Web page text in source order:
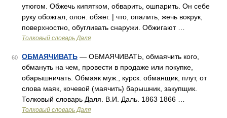
утюгом. Обжечь кипятком, обварить, ошпарить. Он себе
руку обожгал, олон. обжег. | что, опалить, жечь вокрук,
поверхностно, обугливать снаружи. Обжигают …
Толковый словарь Даля
60 ОБМАЯЧИВАТЬ — ОБМАЯЧИВАТЬ, обмаячить кого,
обмануть на чем, провести в продаже или покупке,
обарышничать. Обмаяк муж., курск. обманщик, плут, от
слова маяк, кочевой (маячить) барышник, закупщик.
Толковый словарь Даля. В.И. Даль. 1863 1866 …
Толковый словарь Даля